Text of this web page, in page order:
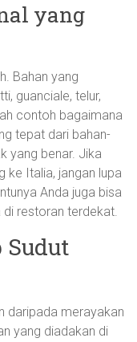
yang
Bahan yang
guanciale, telur,
contoh bagaimana
tepat dari bahan-
yang benar. Jika
ke Italia, jangan lupa
Anda juga bisa
di restoran terdekat.
Sudut
daripada merayakan
yang diadakan di